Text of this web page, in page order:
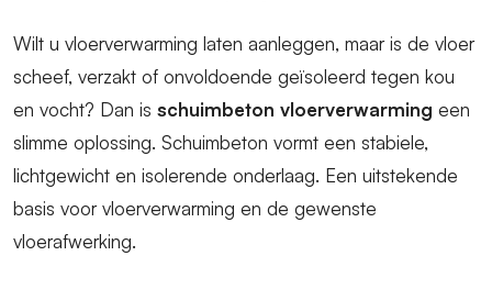
Wilt u vloerverwarming laten aanleggen, maar is de vloer
scheef, verzakt of onvoldoende geïsoleerd tegen kou
en vocht? Dan is schuimbeton vloerverwarming een
slimme oplossing. Schuimbeton vormt een stabiele,
lichtgewicht en isolerende onderlaag. Een uitstekende
basis voor vloerverwarming en de gewenste
vloerafwerking.